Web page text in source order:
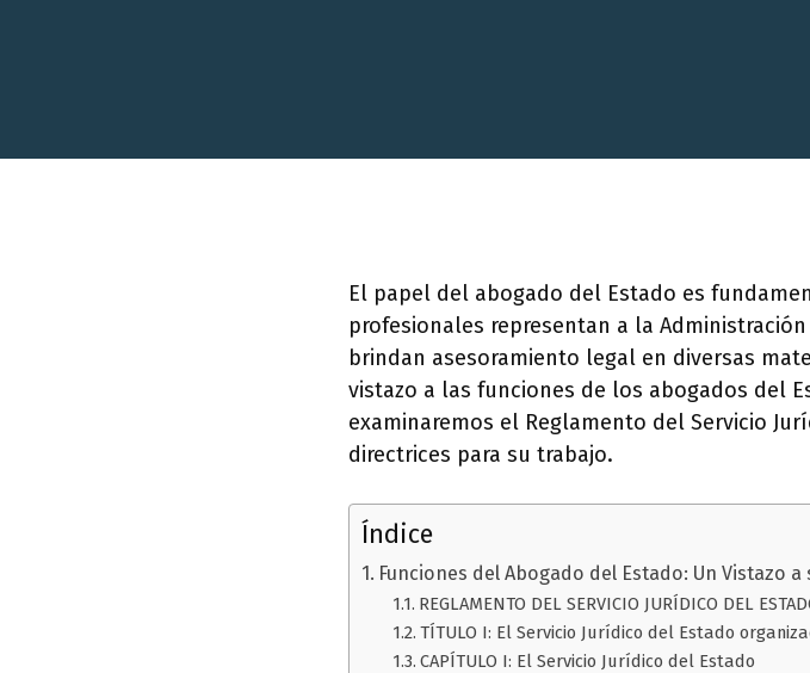
El papel del abogado del Estado es
profesionales representan a la
brindan asesoramiento legal en diversas
vistazo a las funciones de los abogados del
examinaremos el Reglamento del Servicio
directrices para su trabajo.
Índice
Funciones del Abogado del Estado: Un Vistazo
REGLAMENTO DEL SERVICIO JURÍDICO DEL
TÍTULO I: El Servicio Jurídico del Estado
CAPÍTULO I: El Servicio Jurídico del Estado